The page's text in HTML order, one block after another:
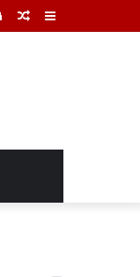
Random
Log